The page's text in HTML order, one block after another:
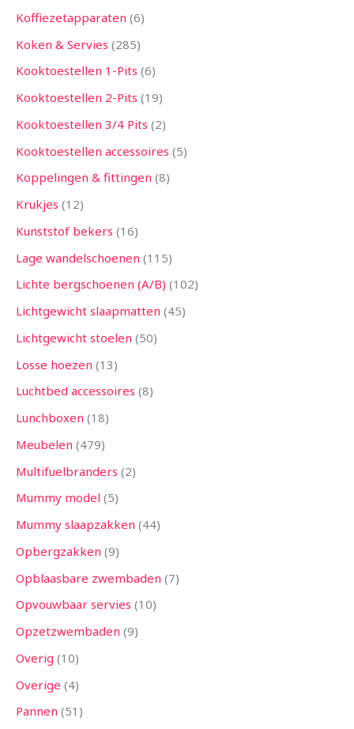
Koffiezetapparaten 6
Koken & Servies 285
Kooktoestellen 1-Pits 6
Kooktoestellen 2-Pits 19
Kooktoestellen 3/4 Pits 2
Kooktoestellen accessoires 5
Koppelingen & fittingen 8
Krukjes 12
Kunststof bekers 16
Lage wandelschoenen 115
Lichte bergschoenen (A/B) 102
Lichtgewicht slaapmatten 45
Lichtgewicht stoelen 50
Losse hoezen 13
Luchtbed accessoires 8
Lunchboxen 18
Meubelen 479
Multifuelbranders 2
Mummy model 5
Mummy slaapzakken 44
Opbergzakken 9
Opblaasbare zwembaden 7
Opvouwbaar servies 10
Opzetzwembaden 9
Overig 10
Overige 4
Pannen 51